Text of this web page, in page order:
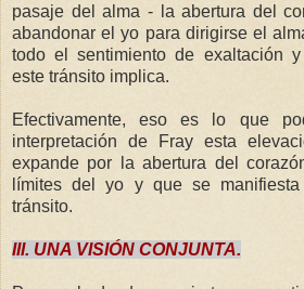
pasaje del alma - la abertura del
abandonar el yo para dirigirse el
todo el sentimiento de exaltación y
este tránsito implica.
Efectivamente, eso es lo que
interpretación de Fray esta
expande por la abertura del
límites del yo y que se
tránsito.
III. UNA VISIÓN CONJUNTA.